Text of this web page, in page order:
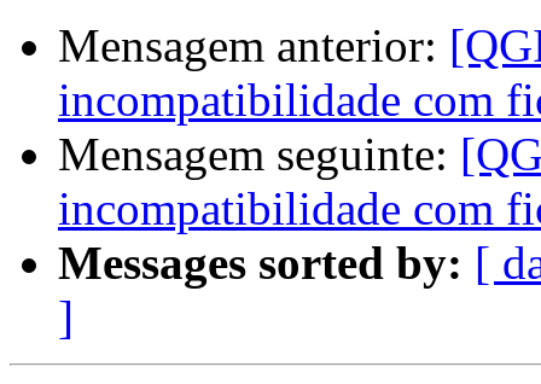
Mensagem anterior:
incompatibilidade com
Mensagem seguinte:
incompatibilidade com
Messages sorted by: [
]